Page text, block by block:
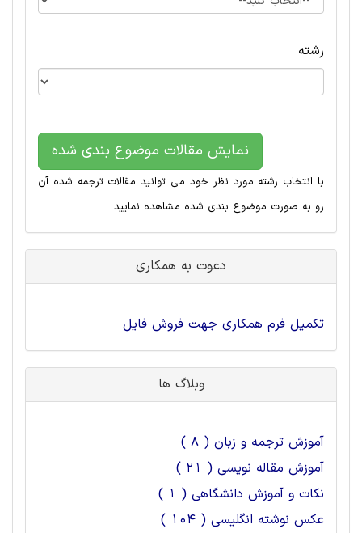
رشته
نمایش مقالات موضوع بندی شده
با انتخاب رشته مورد نظر خود می توانید مقالات ترجمه شده آن
رو به صورت موضوع بندی شده مشاهده نمایید
دعوت به همکاری
تکمیل فرم همکاری جهت فروش فایل
وبلاگ ها
آموزش ترجمه و زبان ( 8 )
آموزش مقاله نویسی ( 21 )
نکات و آموزش دانشگاهی ( 1 )
عکس نوشته انگلیسی ( 104 )